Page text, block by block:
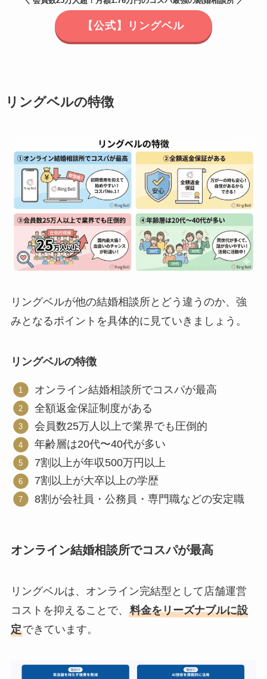
【公式】リングベル
リングベルの特徴
リングベルが他の結婚相談所とどう違うのか、強
みとなるポイントを具体的に見ていきましょう。
リングベルの特徴
オンライン結婚相談所でコスパが最高
全額返金保証制度がある
会員数25万人以上で業界でも圧倒的
年齢層は20代〜40代が多い
7割以上が年収500万円以上
7割以上が大卒以上の学歴
8割が会社員・公務員・専門職などの安定職
オンライン結婚相談所でコスパが最高
リングベルは、オンライン完結型として店舗運営
コストを抑えることで、 料金をリーズナブルに設
定できています。